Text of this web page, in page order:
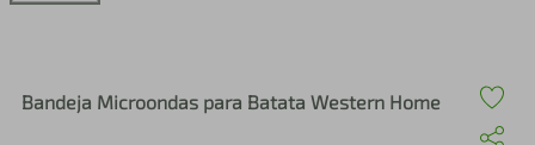
Bandeja Microondas para Batata Western Home